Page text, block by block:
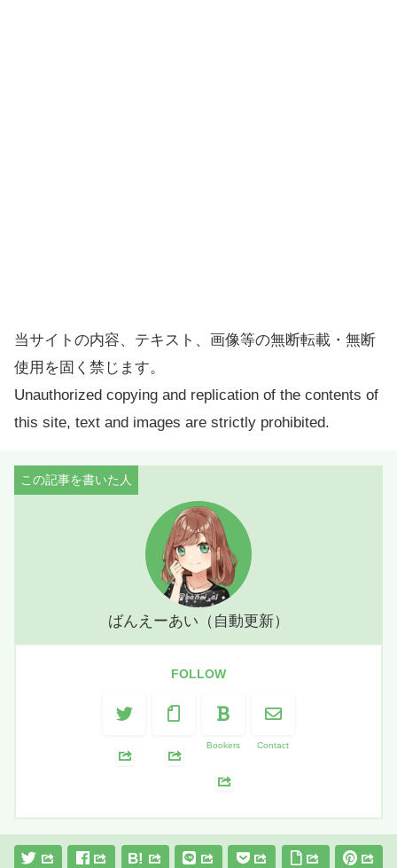
当サイトの内容、テキスト、画像等の無断転載・無断
使用を固く禁じます。
Unauthorized copying and replication of the contents of
this site, text and images are strictly prohibited.
ばんえーあい（自動更新）
FOLLOW
Bookers Contact
B!